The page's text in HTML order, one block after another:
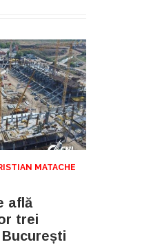
MATACHE
află
trei